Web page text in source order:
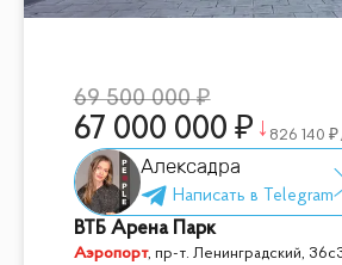
69 500 000
67 000 000 826 140
Алексадра
ВТБ Арена Парк
Аэропорт, пр-т. Ленинградский,